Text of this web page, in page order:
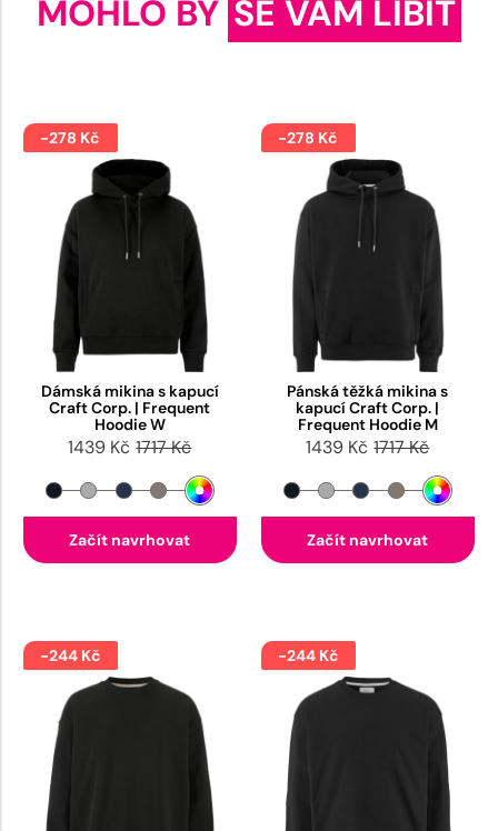
MOHLO BY SE VÁM LÍBIT
-278 Kč
Dámská mikina s kapucí
Craft Corp. | Frequent
Hoodie W
1439 Kč 1717 Kč
Začít navrhovat
-278 Kč
Pánská těžká mikina s
kapucí Craft Corp. |
Frequent Hoodie M
1439 Kč 1717 Kč
Začít navrhovat
-244 Kč -244 Kč